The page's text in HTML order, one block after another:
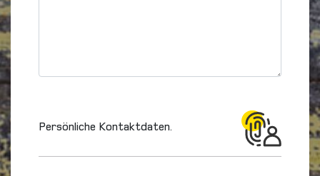
Persönliche Kontaktdaten.